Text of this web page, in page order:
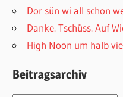
Dor sün wi all schon
Danke. Tschüss. Auf
High Noon um halb
Beitragsarchiv